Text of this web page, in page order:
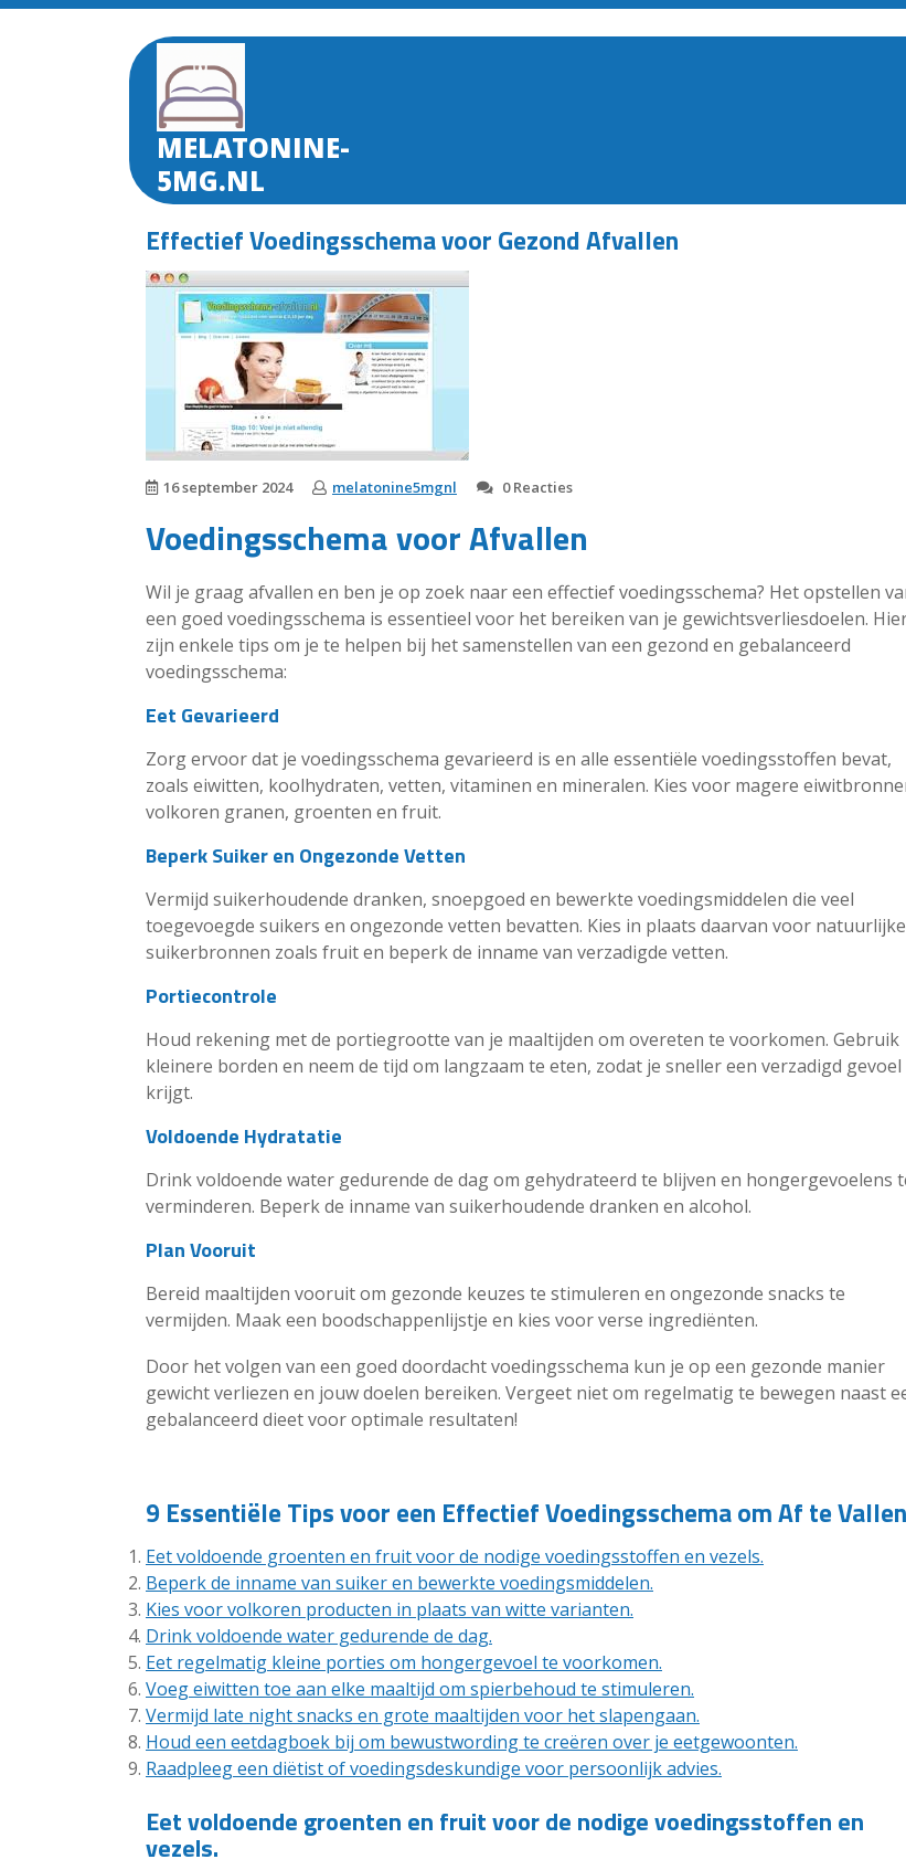
Skip
MELATONINE-
5MG.NL
Effectief Voedingsschema voor Gezond Afvallen
16 september 2024 melatonine5mgnl 0 Reacties
Voedingsschema voor Afvallen
Wil je graag afvallen en ben je op zoek naar een effectief voedingsschema? Het opstellen
een goed voedingsschema is essentieel voor het bereiken van je gewichtsverliesdoelen.
zijn enkele tips om je te helpen bij het samenstellen van een gezond en gebalanceerd
voedingsschema:
Eet Gevarieerd
Zorg ervoor dat je voedingsschema gevarieerd is en alle essentiële voedingsstoffen bevat,
zoals eiwitten, koolhydraten, vetten, vitaminen en mineralen. Kies voor magere
volkoren granen, groenten en fruit.
Beperk Suiker en Ongezonde Vetten
Vermijd suikerhoudende dranken, snoepgoed en bewerkte voedingsmiddelen die veel
toegevoegde suikers en ongezonde vetten bevatten. Kies in plaats daarvan voor natuurlijke
suikerbronnen zoals fruit en beperk de inname van verzadigde vetten.
Portiecontrole
Houd rekening met de portiegrootte van je maaltijden om overeten te voorkomen. Gebruik
kleinere borden en neem de tijd om langzaam te eten, zodat je sneller een verzadigd gevoel
krijgt.
Voldoende Hydratatie
Drink voldoende water gedurende de dag om gehydrateerd te blijven en hongergevoelens
verminderen. Beperk de inname van suikerhoudende dranken en alcohol.
Plan Vooruit
Bereid maaltijden vooruit om gezonde keuzes te stimuleren en ongezonde snacks te
vermijden. Maak een boodschappenlijstje en kies voor verse ingrediënten.
Door het volgen van een goed doordacht voedingsschema kun je op een gezonde manier
gewicht verliezen en jouw doelen bereiken. Vergeet niet om regelmatig te bewegen naast
gebalanceerd dieet voor optimale resultaten!
9 Essentiële Tips voor een Effectief Voedingsschema om Af te Vallen
Eet voldoende groenten en fruit voor de nodige voedingsstoffen en vezels.
Beperk de inname van suiker en bewerkte voedingsmiddelen.
Kies voor volkoren producten in plaats van witte varianten.
Drink voldoende water gedurende de dag.
Eet regelmatig kleine porties om hongergevoel te voorkomen.
Voeg eiwitten toe aan elke maaltijd om spierbehoud te stimuleren.
Vermijd late night snacks en grote maaltijden voor het slapengaan.
Houd een eetdagboek bij om bewustwording te creëren over je eetgewoonten.
Raadpleeg een diëtist of voedingsdeskundige voor persoonlijk advies.
Eet voldoende groenten en fruit voor de nodige voedingsstoffen en
vezels.